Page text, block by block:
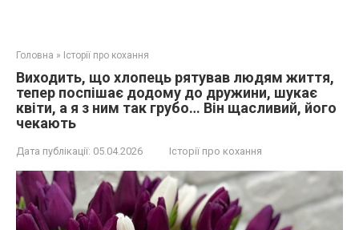
Головна » Історії про кохання
Виходить, що хлопець рятував людям життя,
тепер поспішає додому до дружини, шукає
квіти, а я з ним так грубо… Він щасливий, його
чекають
Дата публікації: 05.04.2026 Історії про кохання